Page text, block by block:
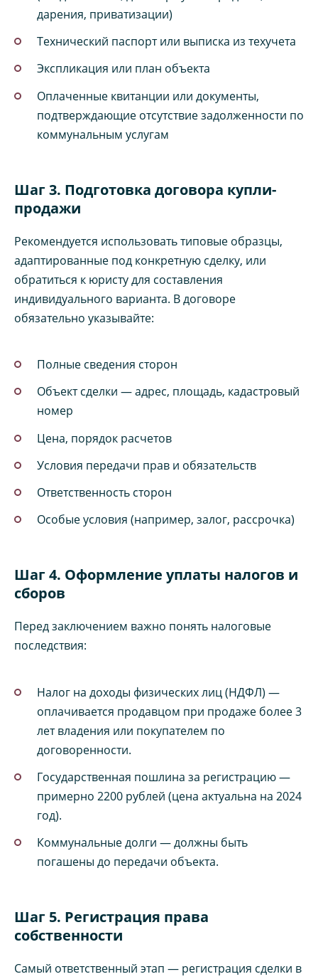
дарения, приватизации)
Технический паспорт или выписка из техучета
Экспликация или план объекта
Оплаченные квитанции или документы,
подтверждающие отсутствие задолженности по
коммунальным услугам
Шаг 3. Подготовка договора купли-
продажи
Рекомендуется использовать типовые образцы,
адаптированные под конкретную сделку, или
обратиться к юристу для составления
индивидуального варианта. В договоре
обязательно указывайте:
Полные сведения сторон
Объект сделки — адрес, площадь, кадастровый
номер
Цена, порядок расчетов
Условия передачи прав и обязательств
Ответственность сторон
Особые условия (например, залог, рассрочка)
Шаг 4. Оформление уплаты налогов и
сборов
Перед заключением важно понять налоговые
последствия:
Налог на доходы физических лиц (НДФЛ) —
оплачивается продавцом при продаже более 3
лет владения или покупателем по
договоренности.
Государственная пошлина за регистрацию —
примерно 2200 рублей (цена актуальна на 2024
год).
Коммунальные долги — должны быть
погашены до передачи объекта.
Шаг 5. Регистрация права
собственности
Самый ответственный этап — регистрация сделки в